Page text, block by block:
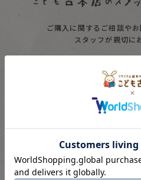
ご購入に関するご相談や
スタッフが親切に
受付
10：00 〜
※水・土・日・祝は対応をお
ページ下部のチャットウイン
い。